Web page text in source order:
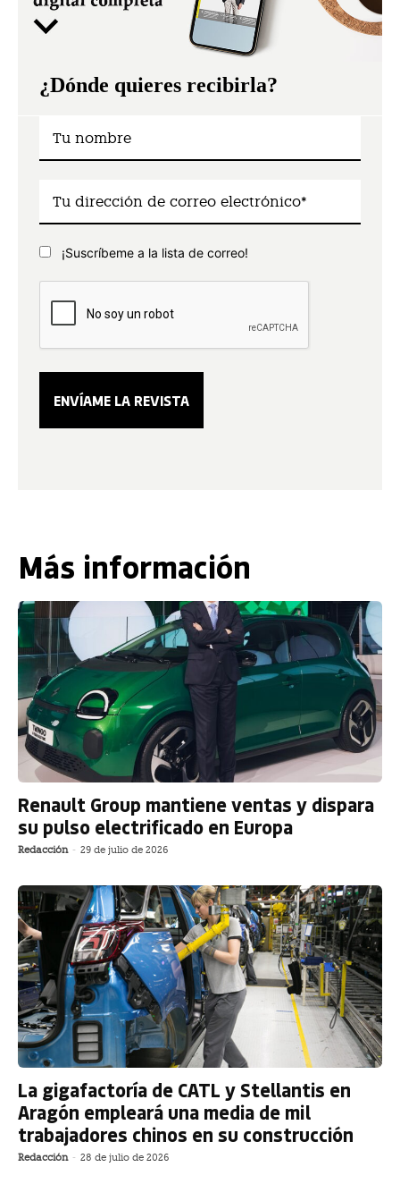
¿Dónde quieres recibirla?
¡Suscríbeme a la lista de correo!
Más información
Renault Group mantiene ventas y dispara
su pulso electrificado en Europa
Redacción - 29 de julio de 2026
La gigafactoría de CATL y Stellantis en
Aragón empleará una media de mil
trabajadores chinos en su construcción
Redacción - 28 de julio de 2026